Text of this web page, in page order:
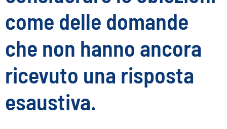
come delle domande
che non hanno ancora
ricevuto una risposta
esaustiva.